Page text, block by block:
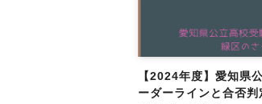
【2024年度】愛知県
ーダーラインと合否判